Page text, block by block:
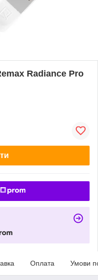
Radiance Pro
Оплата Умови